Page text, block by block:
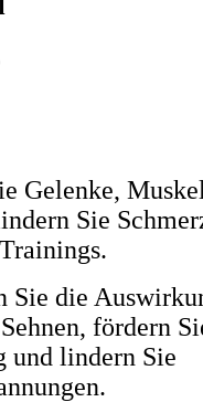
Gelenke,
Sie
Sie die
fördern
und lindern Sie